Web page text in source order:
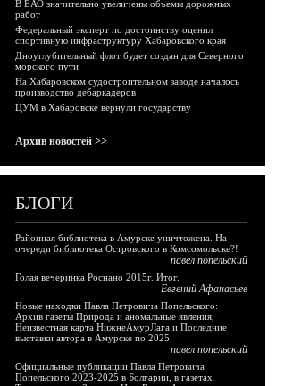
В ЕАО значительно увеличены объемы дорожных
работ
Федеральный эксперт по достоинству оценил
спортивную инфраструктуру Хабаровского края
Дноуглубительный флот будет создан для Северного
морского пути
На Хабаровском судостроительном заводе началось
производство дебаркадеров
ЦУМ в Хабаровске вернули государству
Архив новостей >>
БЛОГИ
Районная библиотека в Амурске уничтожена. На
очереди библиотека Островского в Комсомольске?!
павел попельский
Голая вечеринка Роснано 2015г. Итог.
Евгений Афанасьев
Новые находки Павла Петровича Попельского:
Архив газеты Природа и аномальные явления,
Неизвестная карта НижнеАмурЛага и Последние
выставки автора в Амурске по 2025
павел попельский
Официальные публикации Павла Петровича
Попельского 2023-2025 в Болгарии, в газетах